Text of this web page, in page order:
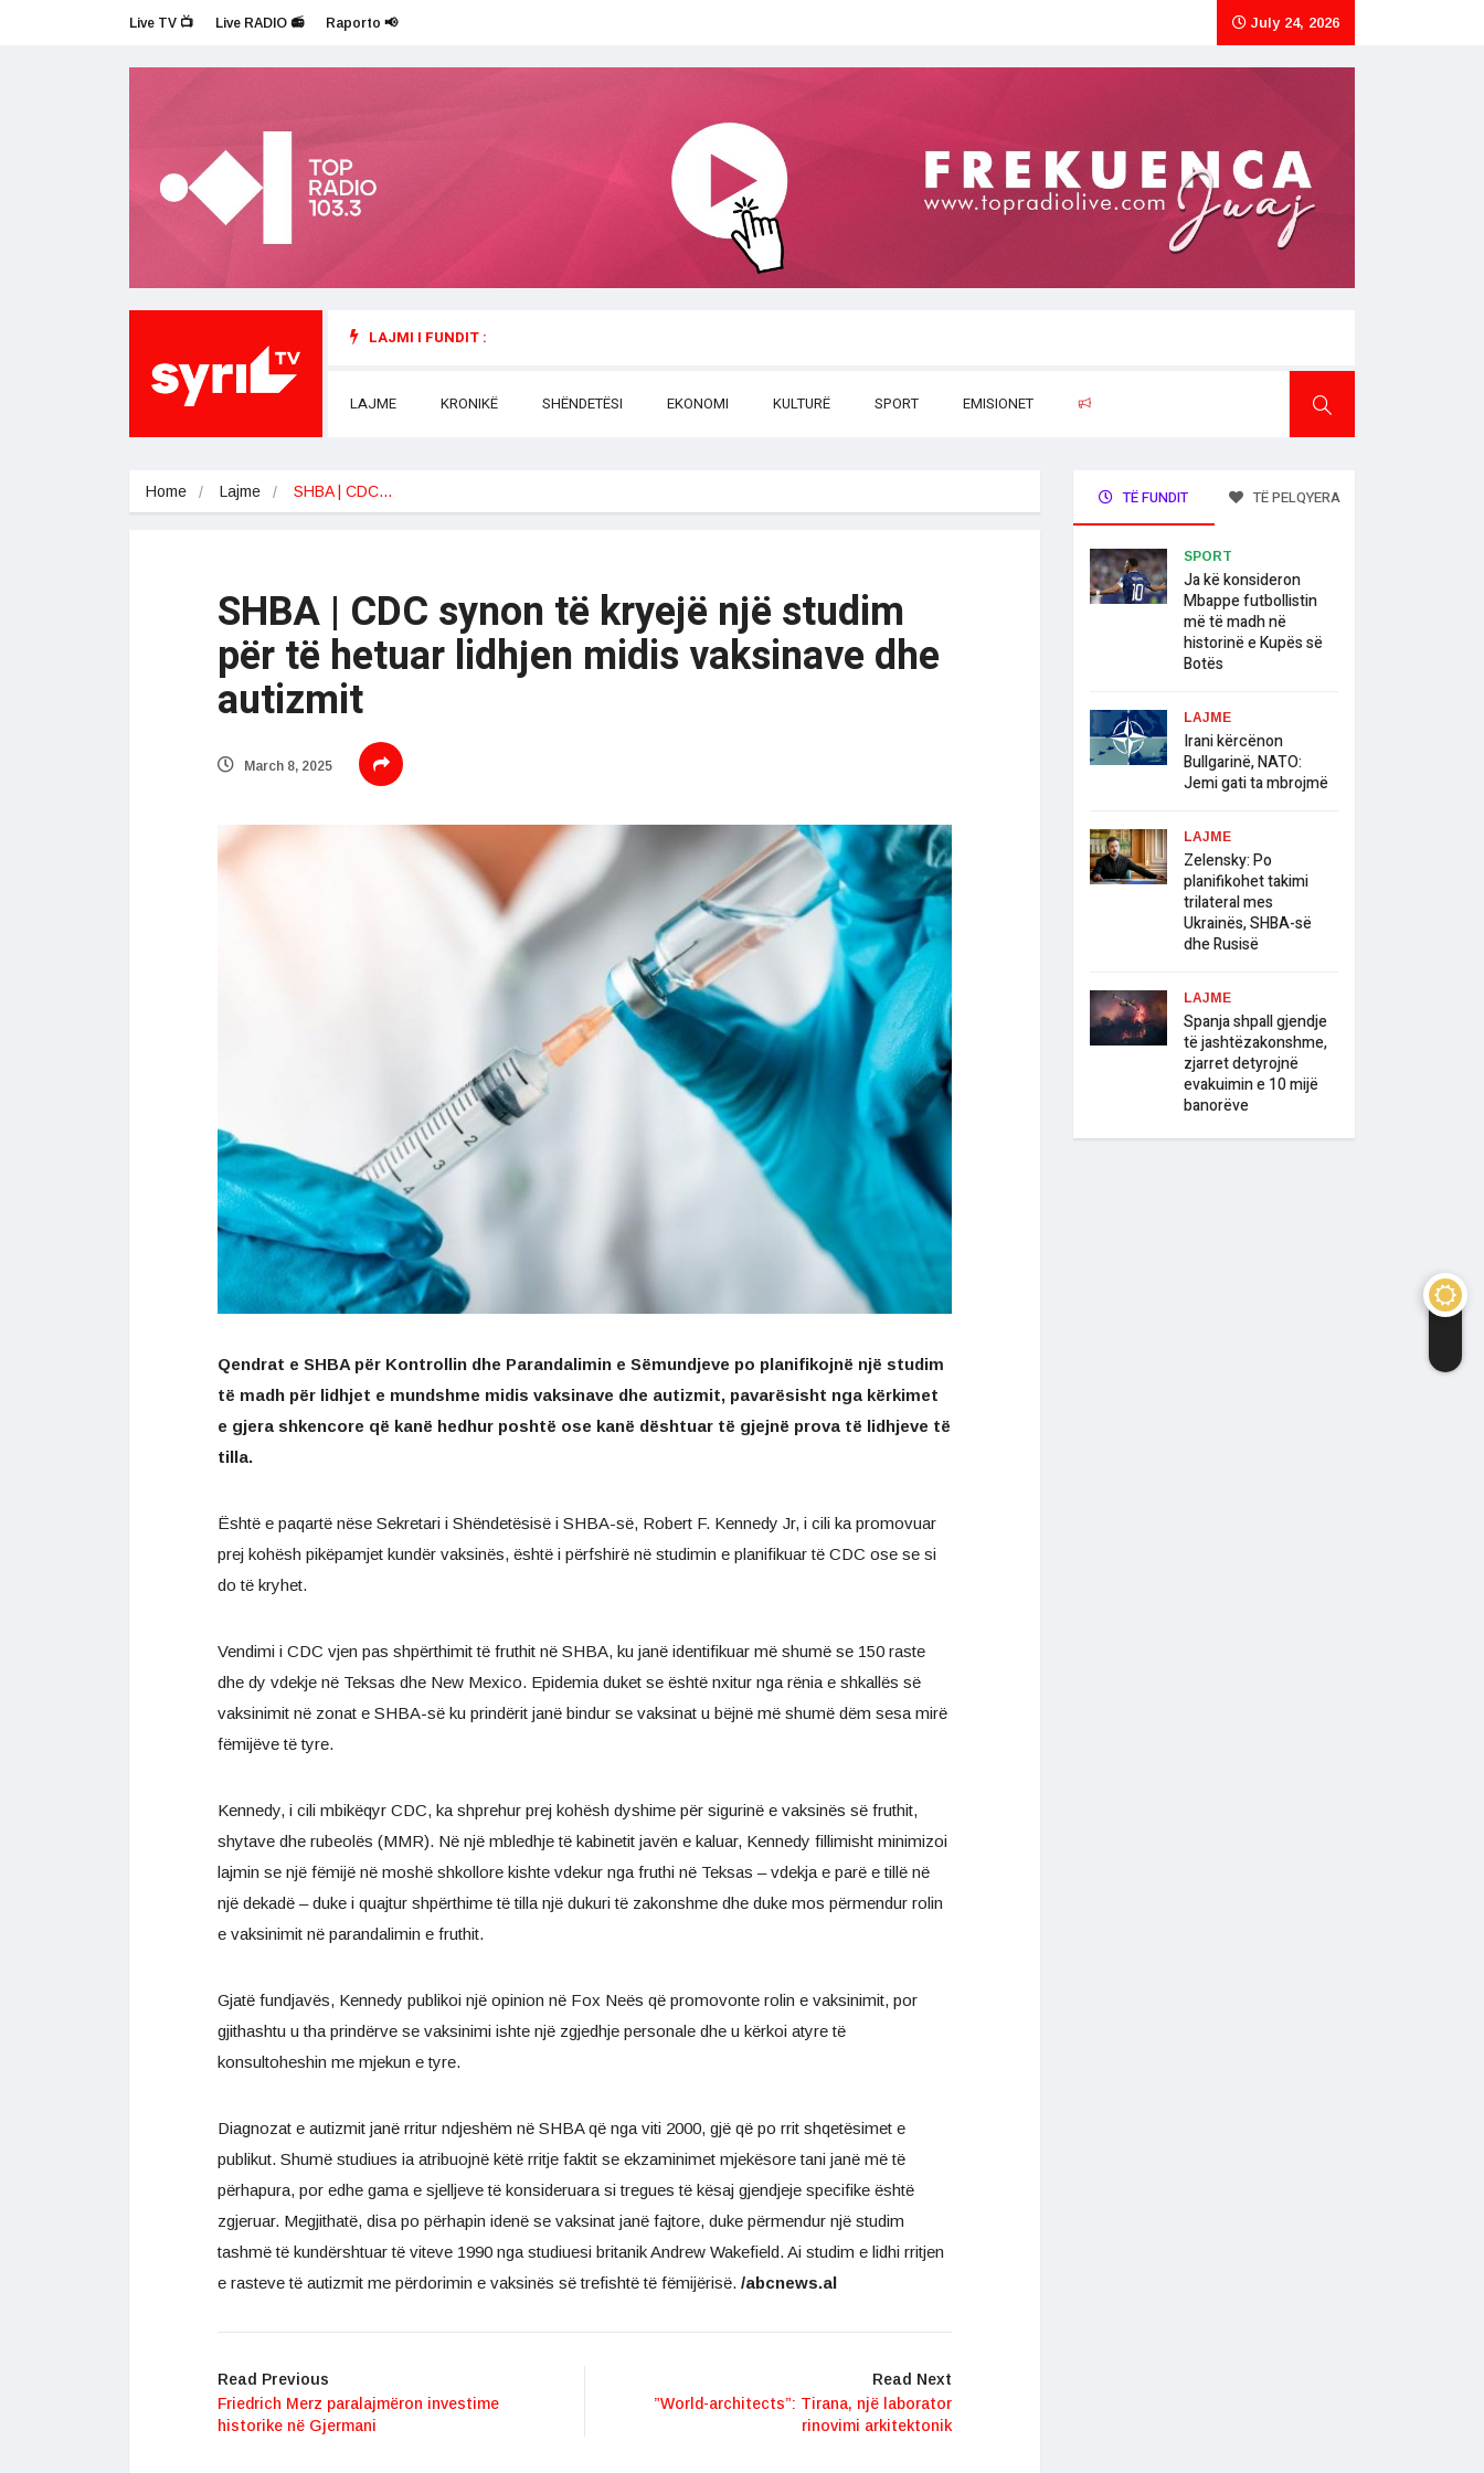
Live TV 📺 Live RADIO 📻 Raporto 📢 July 24, 2026
LAJMI I FUNDIT :
LAJME KRONIKË SHËNDETËSI EKONOMI KULTURË SPORT EMISIONET
Home Lajme SHBA | CDC…
SHBA | CDC synon të kryejë një studim
për të hetuar lidhjen midis vaksinave dhe
autizmit
March 8, 2025
Qendrat e SHBA për Kontrollin dhe Parandalimin e Sëmundjeve po planifikojnë një studim
të madh për lidhjet e mundshme midis vaksinave dhe autizmit, pavarësisht nga kërkimet
e gjera shkencore që kanë hedhur poshtë ose kanë dështuar të gjejnë prova të lidhjeve të
tilla.
Është e paqartë nëse Sekretari i Shëndetësisë i SHBA-së, Robert F. Kennedy Jr, i cili ka promovuar
prej kohësh pikëpamjet kundër vaksinës, është i përfshirë në studimin e planifikuar të CDC ose se si
do të kryhet.
Vendimi i CDC vjen pas shpërthimit të fruthit në SHBA, ku janë identifikuar më shumë se 150 raste
dhe dy vdekje në Teksas dhe New Mexico. Epidemia duket se është nxitur nga rënia e shkallës së
vaksinimit në zonat e SHBA-së ku prindërit janë bindur se vaksinat u bëjnë më shumë dëm sesa mirë
fëmijëve të tyre.
Kennedy, i cili mbikëqyr CDC, ka shprehur prej kohësh dyshime për sigurinë e vaksinës së fruthit,
shytave dhe rubeolës (MMR). Në një mbledhje të kabinetit javën e kaluar, Kennedy fillimisht minimizoi
lajmin se një fëmijë në moshë shkollore kishte vdekur nga fruthi në Teksas – vdekja e parë e tillë në
një dekadë – duke i quajtur shpërthime të tilla një dukuri të zakonshme dhe duke mos përmendur rolin
e vaksinimit në parandalimin e fruthit.
Gjatë fundjavës, Kennedy publikoi një opinion në Fox Neës që promovonte rolin e vaksinimit, por
gjithashtu u tha prindërve se vaksinimi ishte një zgjedhje personale dhe u kërkoi atyre të
konsultoheshin me mjekun e tyre.
Diagnozat e autizmit janë rritur ndjeshëm në SHBA që nga viti 2000, gjë që po rrit shqetësimet e
publikut. Shumë studiues ia atribuojnë këtë rritje faktit se ekzaminimet mjekësore tani janë më të
përhapura, por edhe gama e sjelljeve të konsideruara si tregues të kësaj gjendjeje specifike është
zgjeruar. Megjithatë, disa po përhapin idenë se vaksinat janë fajtore, duke përmendur një studim
tashmë të kundërshtuar të viteve 1990 nga studiuesi britanik Andrew Wakefield. Ai studim e lidhi rritjen
e rasteve të autizmit me përdorimin e vaksinës së trefishtë të fëmijërisë. /abcnews.al
Read Previous
Friedrich Merz paralajmëron investime
historike në Gjermani
Read Next
”World-architects”: Tirana, një laborator
rinovimi arkitektonik
TË FUNDIT TË PELQYERA
SPORT
Ja kë konsideron
Mbappe futbollistin
më të madh në
historinë e Kupës së
Botës
LAJME
Irani kërcënon
Bullgarinë, NATO:
Jemi gati ta mbrojmë
LAJME
Zelensky: Po
planifikohet takimi
trilateral mes
Ukrainës, SHBA-së
dhe Rusisë
LAJME
Spanja shpall gjendje
të jashtëzakonshme,
zjarret detyrojnë
evakuimin e 10 mijë
banorëve